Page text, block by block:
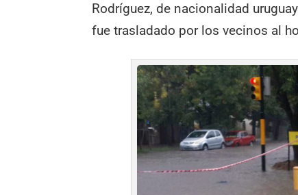
Rodríguez, de nacionalidad
fue trasladado por los vecinos al